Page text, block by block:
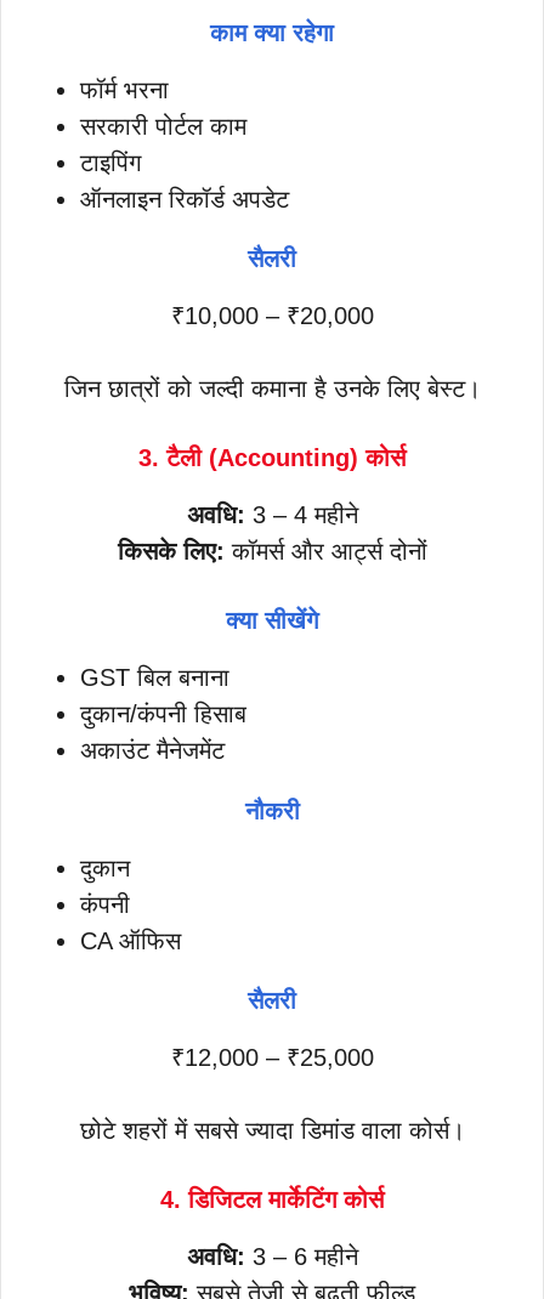
काम क्या रहेगा
फॉर्म भरना
सरकारी पोर्टल काम
टाइपिंग
ऑनलाइन रिकॉर्ड अपडेट
सैलरी
₹10,000 – ₹20,000
जिन छात्रों को जल्दी कमाना है उनके लिए बेस्ट।
3. टैली (Accounting) कोर्स
अवधि: 3 – 4 महीने
किसके लिए: कॉमर्स और आर्ट्स दोनों
क्या सीखेंगे
GST बिल बनाना
दुकान/कंपनी हिसाब
अकाउंट मैनेजमेंट
नौकरी
दुकान
कंपनी
CA ऑफिस
सैलरी
₹12,000 – ₹25,000
छोटे शहरों में सबसे ज्यादा डिमांड वाला कोर्स।
4. डिजिटल मार्केटिंग कोर्स
अवधि: 3 – 6 महीने
भविष्य: सबसे तेजी से बढ़ती फील्ड